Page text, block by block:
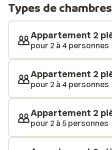
mélèzes et une poudreuse
vous accéderez au cœur
et pourrez vous imprégner
chaleureuse.
Faites-vous plaisir! Et
plus simple, vous y êtes
serez également ravi
immobilière responsable
déroulement de votre
aller du studio à
selon le type de logement
Types de chambres
Appartement 2
pour 2 à 4 personnes
Appartement 2
pour 2 à 4 personnes
Appartement 2
pour 2 à 5 personnes